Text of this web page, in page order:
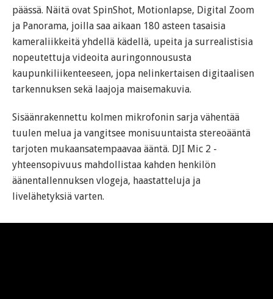
päässä. Näitä ovat SpinShot, Motionlapse, Digital Zoom
ja Panorama, joilla saa aikaan 180 asteen tasaisia
kameraliikkeitä yhdellä kädellä, upeita ja surrealistisia
nopeutettuja videoita auringonnoususta
kaupunkiliikenteeseen, jopa nelinkertaisen digitaalisen
tarkennuksen sekä laajoja maisemakuvia.
Sisäänrakennettu kolmen mikrofonin sarja vähentää
tuulen melua ja vangitsee monisuuntaista stereoääntä
tarjoten mukaansatempaavaa ääntä. DJI Mic 2 -
yhteensopivuus mahdollistaa kahden henkilön
äänentallennuksen vlogeja, haastatteluja ja
livelähetyksiä varten.